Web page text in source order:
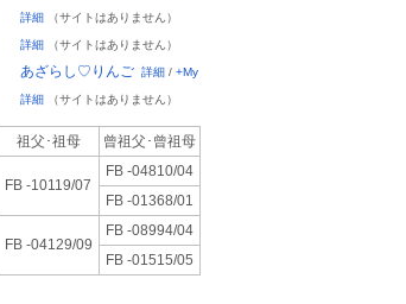
詳細（サイトはありません）
詳細（サイトはありません）
あざらし♡りんご 詳細/ +My
詳細（サイトはありません）
祖父･祖母 曾祖父･ 曾祖母
FB -10119/07
FB -04810/04
FB -01368/01
FB -04129/09
FB -08994/04
FB -01515/05